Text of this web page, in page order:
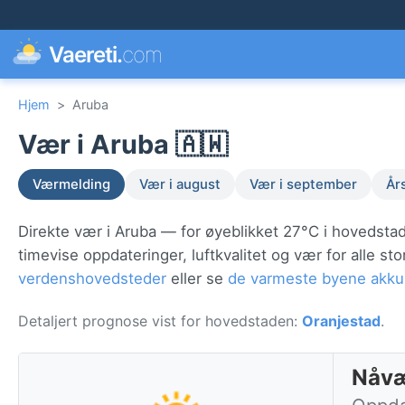
Vaereti.com
Hjem > Aruba
Vær i Aruba 🇦🇼
Værmelding Vær i august Vær i september
Direkte vær i Aruba — for øyeblikket 27°C i
timevise oppdateringer, luftkvalitet og vær for alle
verdenshovedsteder eller se de varmeste byene
Detaljert prognose vist for hovedstaden: Oranjestad.